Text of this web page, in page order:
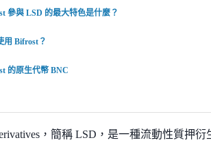
參與 LSD 的最大特色是什麼？
用 Bifrost？
的原生代幣 BNC
，簡稱 LSD，是一種流動性質押衍